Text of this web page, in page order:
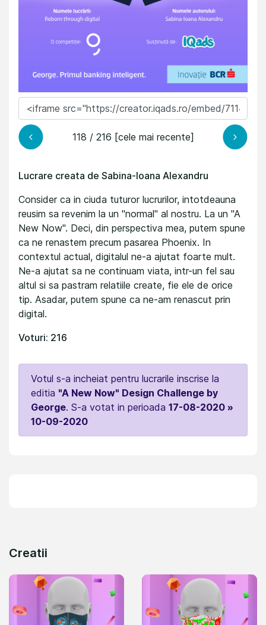
118 / 216 [cele mai recente]
Lucrare creata de Sabina-Ioana Alexandru
Consider ca in ciuda tuturor lucrurilor, intotdeauna
reusim sa revenim la un ''normal'' al nostru. La un ''A
New Now''. Deci, din perspectiva mea, putem spune
ca ne renastem precum pasarea Phoenix. In
contextul actual, digitalul ne-a ajutat foarte mult.
Ne-a ajutat sa ne continuam viata, intr-un fel sau
altul si sa pastram relatiile create, fie ele de orice
tip. Asadar, putem spune ca ne-am renascut prin
digital.
Voturi: 216
Votul s-a incheiat pentru lucrarile inscrise la
editia "A New Now" Design Challenge by
George. S-a votat in perioada 17-08-2020 »
10-09-2020
Creatii